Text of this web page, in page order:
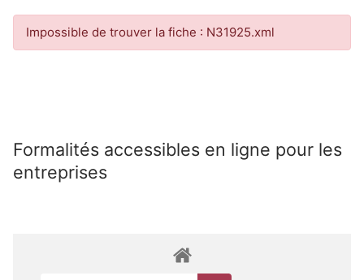
Impossible de trouver la fiche : N31925.xml
Formalités accessibles en ligne pour les
entreprises